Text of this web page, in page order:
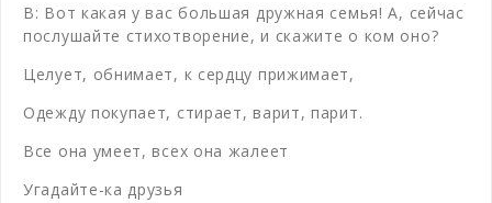
В: Вот какая у вас большая дружная семья! А, сейчас
послушайте стихотворение, и скажите о ком оно?
Целует, обнимает, к сердцу прижимает,
Одежду покупает, стирает, варит, парит.
Все она умеет, всех она жалеет
Угадайте-ка друзья